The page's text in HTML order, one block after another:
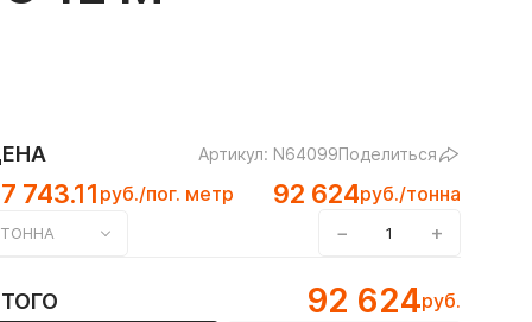
Артикул: N64099Поделиться
743.11 руб./пог. метр 92 624руб./тонна
ТОННА − +
92 624руб.